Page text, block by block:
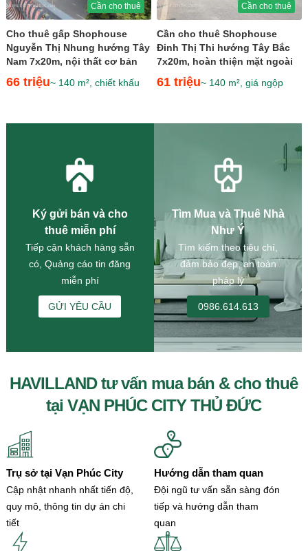
Cần cho thuê
Cho thuê gấp Shophouse
Nguyễn Thị Nhung hướng Tây
Nam 7x20m, nội thất cơ bản
gần ngay khu trung tâm
thương...
66 triệu~ 140 m², chiết khấu
Cần cho thuê
Cần cho thuê Shophouse
Đinh Thị Thi hướng Tây Bắc
7x20m, hoàn thiện mặt ngoài
ngay khu sầm uất giá 61...
61 triệu~ 140 m², giá ngộp
Ký gửi bán và cho
thuê miễn phí
Tiếp cận khách hàng sẵn
có, Quảng cáo tin đăng
miễn phí
GỬI YÊU CẦU
Tìm Mua và Thuê Nhà
Như Ý
Tìm kiếm theo tiêu chí,
đảm bảo đẹp, an toàn
pháp lý
0986.614.613
HAVILLAND tư vấn mua bán & cho thuê
tại VẠN PHÚC CITY THỦ ĐỨC
Trụ sở tại Vạn Phúc City
Cập nhật nhanh nhất tiến độ,
quy mô, thông tin dự án chi
tiết
Hướng dẫn tham quan
Đội ngũ tư vấn sẵn sàng đón
tiếp và hướng dẫn tham
quan